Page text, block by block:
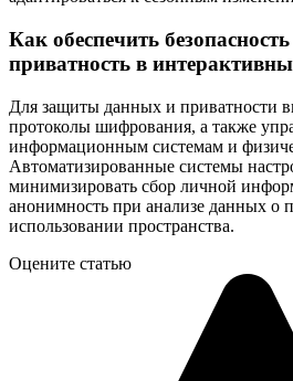
Как обеспечить
приватность в
Для защиты данных и приватности
протоколы шифрования, а также
информационным системам и
Автоматизированные системы
минимизировать сбор личной
анонимность при анализе данных о
использовании пространства.
Оцените статью